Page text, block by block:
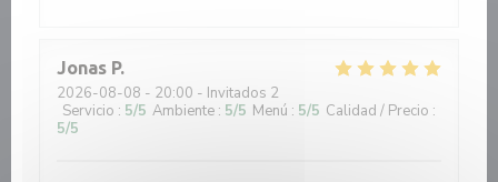
Jonas P
2026-08-08 - 20:00 - Invitados 2
Servicio : 5/5 Ambiente : 5/5 Menú : 5/5 Calidad / Precio :
5/5